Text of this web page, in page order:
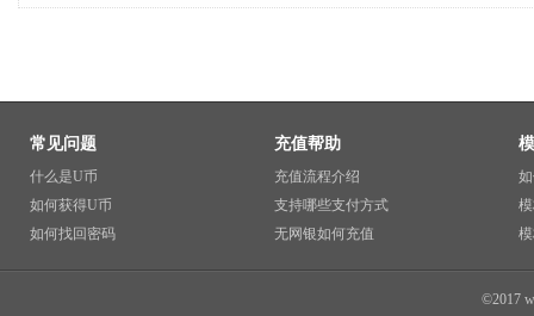
常见问题
什么是U币
如何获得U币
如何找回密码
充值帮助
充值流程介绍
支持哪些支付方式
无网银如何充值
©2017